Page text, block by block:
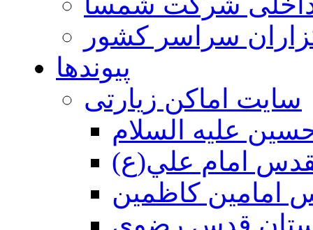
سراسر کشور
پیوندها
سایت اماکن زیارتی
عليه السلام
امام علي(ع)
امامين كاظمين
قدس رضوي